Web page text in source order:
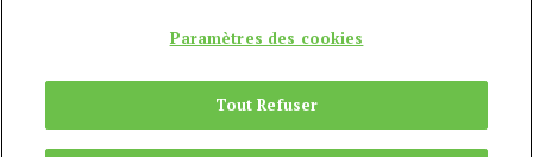
01 44 59 91 11
Du Lundi au Vendredi, 9h-13h et 14h-17h
Copyright © 2024Publications Agora
Paramètres des cookies
Tout Refuser